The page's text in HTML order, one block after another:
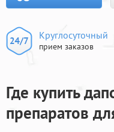
Круглосуточный
прием заказов
Где купить
препаратов